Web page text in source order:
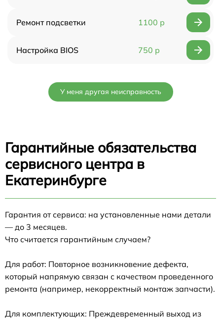
Ремонт подсветки 1100 р
Настройка BIOS 750 р
У меня другая неисправность
Гарантийные обязательства
сервисного центра в
Екатеринбурге
Гарантия от сервиса: на установленные нами детали
— до 3 месяцев.
Что считается гарантийным случаем?
Для работ: Повторное возникновение дефекта,
который напрямую связан с качеством проведенного
ремонта (например, некорректный монтаж запчасти).
Для комплектующих: Преждевременный выход из